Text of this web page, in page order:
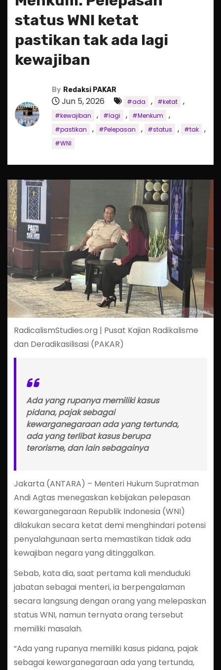
status WNI ketat
pastikan tak ada lagi
kewajiban
By Redaksi PAKAR
Jun 5, 2026 #ada , #ketat ,
#kewajiban , #lagi , #Menkum ,
#pastikan , #Pelepasan , #status , #tak ,
#WNI
RadicalismStudies.org | Pusat Kajian Radikalisme
dan Deradikasilisasi (PAKAR)
Ada yang rupanya memiliki kasus
pidana, pajak sebagai
kewarganegaraan ada yang tertunda,
ada yang terlibat kasus berupa
terorisme, dan lain sebagainya
Jakarta (ANTARA) – Menteri Hukum Supratman
Andi Agtas menegaskan kebijakan pelepasan
Kewarganegaraan Republik Indonesia (WNI)
dilakukan secara ketat demi menghindari potensi
penyalahgunaan serta memastikan tidak ada
kewajiban negara yang ditinggalkan.
Sebab, kata dia, saat pertama kali menduduki
jabatan sebagai menteri, ia berpengalaman
secara langsung dengan orang yang melepaskan
status WNI, namun ternyata orang tersebut
memiliki masalah.
“Ada yang rupanya memiliki kasus pidana, pajak
sebagai kewarganegaraan ada yang tertunda,